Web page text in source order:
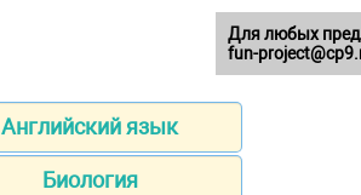
Английский язык
Биология
Для любых
fun-